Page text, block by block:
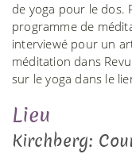
de yoga pour le dos.
programme de
interviewé pour un
méditation dans
sur le yoga dans le
Lieu
Kirchberg: